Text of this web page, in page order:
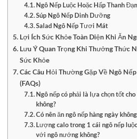
Ngô Nếp Luộc Hoặc Hấp Thanh
Súp Ngô Nếp Dinh Dưỡng
Salad Ngô Nếp Tươi Mát
Lợi Ích Sức Khỏe Toàn Diện Khi Ăn
Lưu Ý Quan Trọng Khi Thưởng Thức
Sức Khỏe
Các Câu Hỏi Thường Gặp Về Ngô
(FAQs)
Ngô nếp có phải là lựa chọn tốt
không?
Có nên ăn ngô nếp hàng ngày
Lượng calo trong 1 cái ngô nếp
với ngô nướng không?